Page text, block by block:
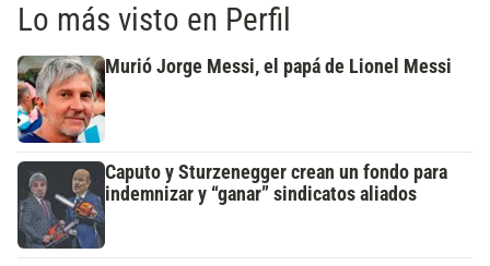
Lo más visto en Perfil
Murió Jorge Messi, el papá de Lionel Messi
Caputo y Sturzenegger crean un fondo para
indemnizar y “ganar” sindicatos aliados